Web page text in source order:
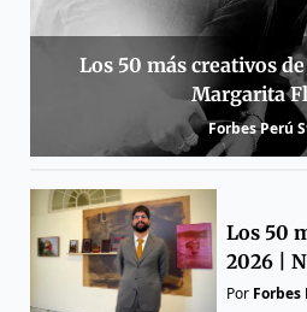
Los 50 más creativos
Margarita
Forbes Perú
Los 50
2026 |
Por Forbes